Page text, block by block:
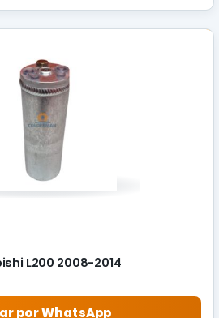
L200 2008-2014
por WhatsApp